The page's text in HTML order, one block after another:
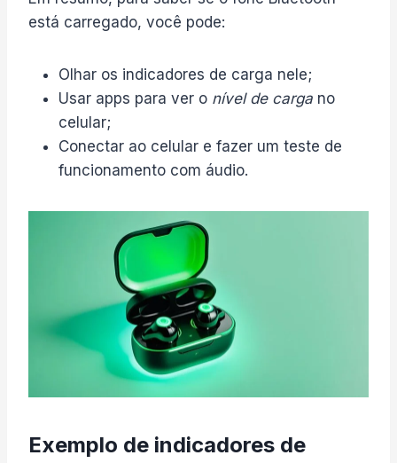
está carregado, você pode:
Olhar os indicadores de carga nele;
Usar apps para ver o nível de carga no
celular;
Conectar ao celular e fazer um teste de
funcionamento com áudio.
Exemplo de indicadores de